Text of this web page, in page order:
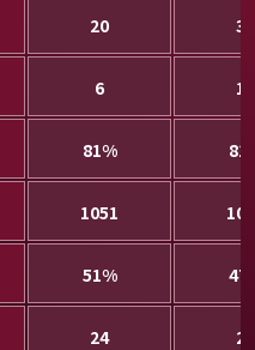
20 30
6 11
81%
1051
51%
24 28